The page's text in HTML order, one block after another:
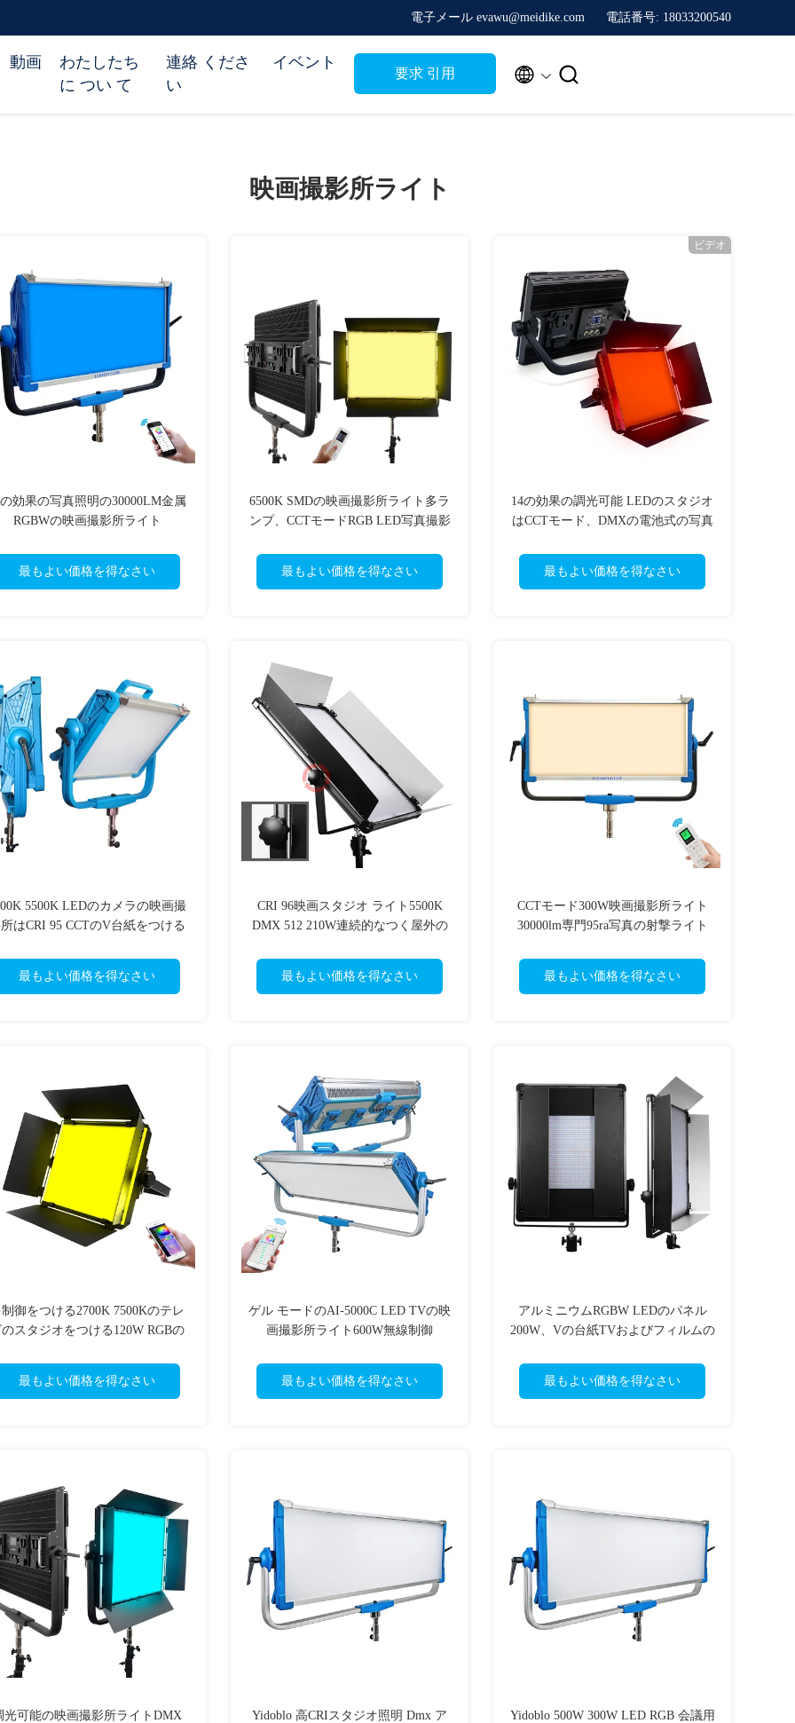
電子メール evawu@meidike.com 電話番号: 18033200540
動画
わたしたち
に つい て
連絡 くださ
い
イベント
要求 引用  
映画撮影所ライト
効果の写真照明の30000LM金属
RGBWの映画撮影所ライト
最もよい価格を得なさい
6500K SMDの映画撮影所ライト多ラ
ンプ、CCTモードRGB LED写真撮影
最もよい価格を得なさい
ビデオ
14の効果の調光可能 LEDのスタジオ
はCCTモード、DMXの電池式の写真
最もよい価格を得なさい
5500K LEDのカメラの映画撮
はCRI 95 CCTのV台紙をつける
最もよい価格を得なさい
CRI 96映画スタジオ ライト5500K
DMX 512 210W連続的なつく屋外の
最もよい価格を得なさい
CCTモード300W映画撮影所ライト
30000lm専門95ra写真の射撃ライト
最もよい価格を得なさい
御をつける2700K 7500Kのテレ
スタジオをつける120W RGBの
最もよい価格を得なさい
ゲル モードのAI-5000C LED TVの映
画撮影所ライト600W無線制御
最もよい価格を得なさい
アルミニウムRGBW LEDのパネル
200W、Vの台紙TVおよびフィルムの
最もよい価格を得なさい
光可能の映画撮影所ライトDMX
Yidoblo 高CRIスタジオ照明 Dmx ア
Yidoblo 500W 300W LED RGB 会議用